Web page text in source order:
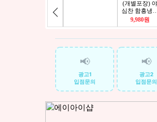
📢
광고1
입점문의
📢
광고2
입점문의